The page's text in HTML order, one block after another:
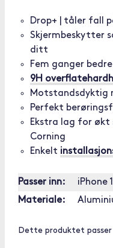
Drop+ | tåler fall
Skjermbeskytter
ditt
Fem ganger
9H
Motstandsdyktig
Perfekt
Ekstra lag for økt
Corning
Enkelt
Passer inn:
iPhone
Materiale:
Dette produktet